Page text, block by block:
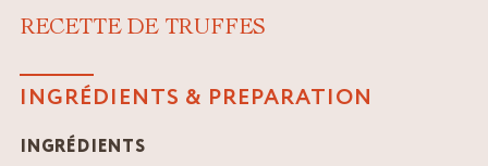
RECETTE DE TRUFFES
INGRÉDIENTS & PREPARATION
INGRÉDIENTS